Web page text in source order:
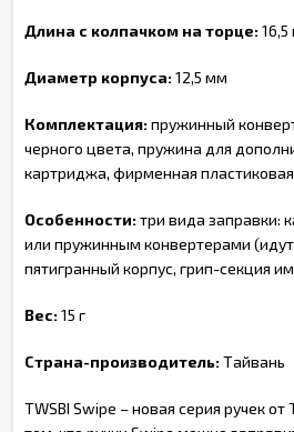
Длина с колпачком на торце:
Диаметр корпуса:12,5 мм
Комплектация:пружинный
черного цвета, пружина для
картриджа, фирменная
Особенности:три вида заправки:
или пружинным конвертерами
пятигранный корпус, грип-секция
Вес:15 г
Страна-производитель:Тайвань
TWSBI Swipe – новая серия ручек от